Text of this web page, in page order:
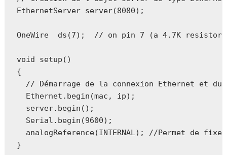
EthernetServer server(8080);
OneWire  ds(7);  // on pin 7 (a 4.7K resistor
void setup()
{
// Démarrage de la connexion Ethernet et du
Ethernet.begin(mac, ip);
server.begin();
Serial.begin(9600);
analogReference(INTERNAL); //Permet de
}